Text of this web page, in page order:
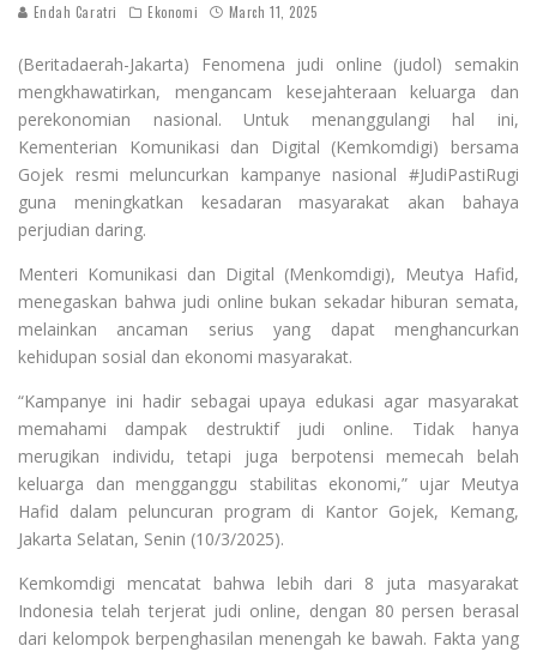
Endah Caratri Ekonomi March 11, 2025
(Beritadaerah-Jakarta) Fenomena judi online (judol) semakin
mengkhawatirkan, mengancam kesejahteraan keluarga dan
perekonomian nasional. Untuk menanggulangi hal ini,
Kementerian Komunikasi dan Digital (Kemkomdigi) bersama
Gojek resmi meluncurkan kampanye nasional #JudiPastiRugi
guna meningkatkan kesadaran masyarakat akan bahaya
perjudian daring.
Menteri Komunikasi dan Digital (Menkomdigi), Meutya Hafid,
menegaskan bahwa judi online bukan sekadar hiburan semata,
melainkan ancaman serius yang dapat menghancurkan
kehidupan sosial dan ekonomi masyarakat.
“Kampanye ini hadir sebagai upaya edukasi agar masyarakat
memahami dampak destruktif judi online. Tidak hanya
merugikan individu, tetapi juga berpotensi memecah belah
keluarga dan mengganggu stabilitas ekonomi,” ujar Meutya
Hafid dalam peluncuran program di Kantor Gojek, Kemang,
Jakarta Selatan, Senin (10/3/2025).
Kemkomdigi mencatat bahwa lebih dari 8 juta masyarakat
Indonesia telah terjerat judi online, dengan 80 persen berasal
dari kelompok berpenghasilan menengah ke bawah. Fakta yang